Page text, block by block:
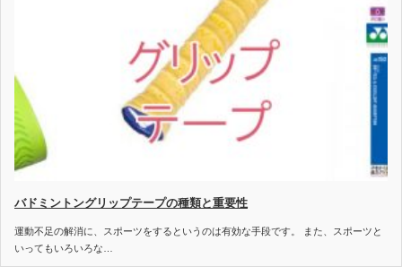
バドミントングリップテープの種類と重要性
運動不足の解消に、スポーツをするというのは有効な手段です。 また、スポーツと
いってもいろいろな…